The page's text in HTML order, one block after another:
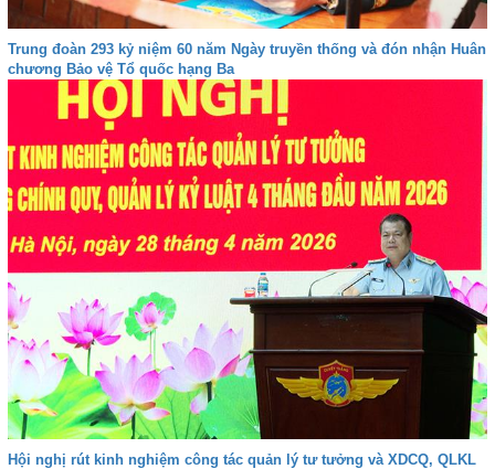
Trung đoàn 293 kỷ niệm 60 năm Ngày truyền thống và đón nhận Huân
chương Bảo vệ Tổ quốc hạng Ba
Hội nghị rút kinh nghiệm công tác quản lý tư tưởng và XDCQ, QLKL